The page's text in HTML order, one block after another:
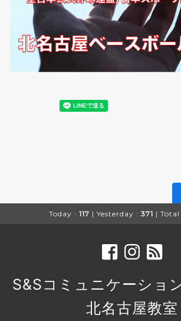
Today : 117 | Yesterday : 371 | Total
S&Sコミュニケーショ
北名古屋教室